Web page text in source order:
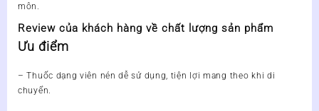
môn.
Review của khách hàng về chất lượng sản phẩm
Ưu điểm
– Thuốc dạng viên nén dễ sử dụng, tiện lợi mang theo khi di
chuyển.